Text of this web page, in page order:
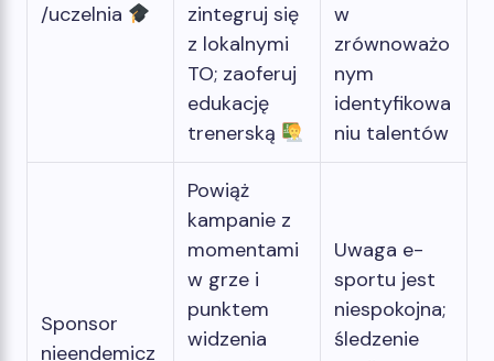
/uczelnia
zintegruj się
z lokalnymi
TO; zaoferuj
edukację
trenerską
w
zrównoważo
nym
identyfikowa
niu talentów
Sponsor
nieendemicz
Powiąż
kampanie z
momentami
w grze i
punktem
widzenia
Uwaga e-
sportu jest
niespokojna;
śledzenie